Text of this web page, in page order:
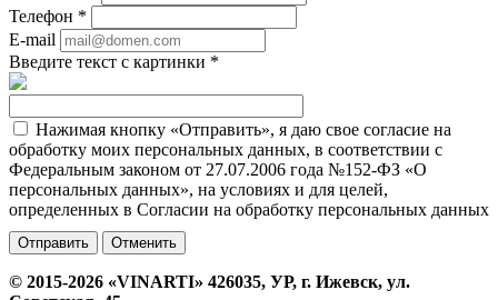
Телефон *
E-mail
Введите текст с картинки *
Нажимая кнопку «Отправить», я даю свое согласие на
обработку моих персональных данных, в соответствии с
Федеральным законом от 27.07.2006 года №152-ФЗ «О
персональных данных», на условиях и для целей,
определенных в Согласии на обработку персональных данных
Отменить
© 2015-2026 «VINARTI» 426035, УР, г. Ижевск, ул.